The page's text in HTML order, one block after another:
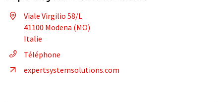
Viale Virgilio 58/L
41100 Modena (MO)
Italie
Téléphone
expertsystemsolutions.com